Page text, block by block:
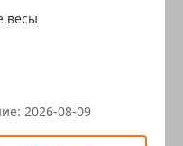
весы
2026-08-09